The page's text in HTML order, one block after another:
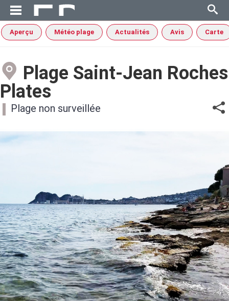
Aperçu Météo plage Actualités Avis Carte
Plage Saint-Jean Roches
Plates
Plage non surveillée